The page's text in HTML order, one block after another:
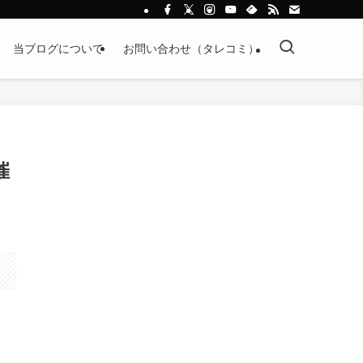
当ブログについて お問い合わせ（タレコミ）